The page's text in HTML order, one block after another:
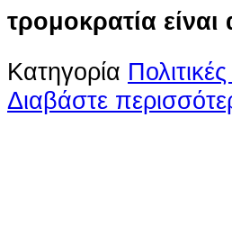
τρομοκρατία
Κατηγορία
Διαβάστε